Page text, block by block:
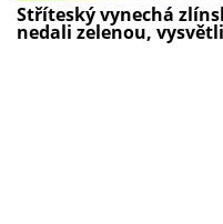
Stříteský vynechá
nedali zelenou,